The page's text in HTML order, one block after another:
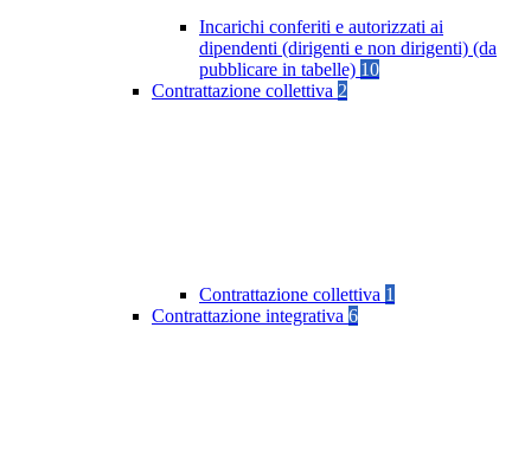
Incarichi conferiti e autorizzati ai
dipendenti (dirigenti e non dirigenti) (da
pubblicare in tabelle) 10
Contrattazione collettiva 2
Contrattazione collettiva 1
Contrattazione integrativa 6